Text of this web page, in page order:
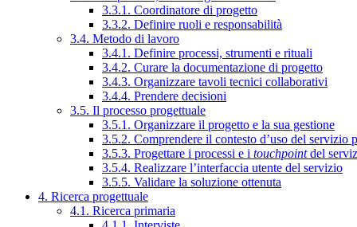
3.3.1. Coordinatore di progetto
3.3.2. Definire ruoli e responsabilità
3.4. Metodo di lavoro
3.4.1. Definire processi, strumenti e rituali
3.4.2. Curare la documentazione di progetto
3.4.3. Organizzare tavoli tecnici collaborativi
3.4.4. Prendere decisioni
3.5. Il processo progettuale
3.5.1. Organizzare il progetto e la sua gestione
3.5.2. Comprendere il contesto d’uso del servizio
3.5.3. Progettare i processi e i touchpointdel
3.5.4. Realizzare l’interfaccia utente del servizio
3.5.5. Validare la soluzione ottenuta
4. Ricerca progettuale
4.1. Ricerca primaria